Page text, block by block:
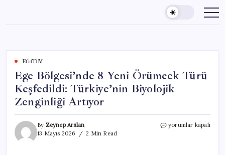
content
EĞITIM
Ege Bölgesi’nde 8 Yeni Örümcek Türü
Keşfedildi: Türkiye’nin Biyolojik
Zenginliği Artıyor
By Zeynep Arslan
13 Mayıs 2026
2 Min Read
Ege
yorumlar kapalı